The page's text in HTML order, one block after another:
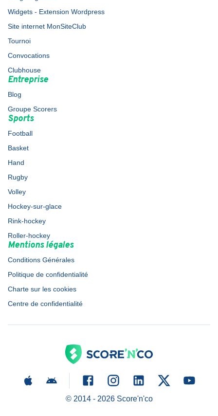
Widgets - Extension Wordpress
Site internet MonSiteClub
Tournoi
Convocations
Clubhouse
Entreprise
Blog
Groupe Scorers
Sports
Football
Basket
Hand
Rugby
Volley
Hockey-sur-glace
Rink-hockey
Roller-hockey
Mentions légales
Conditions Générales
Politique de confidentialité
Charte sur les cookies
Centre de confidentialité
© 2014 - 2026Score'n'co